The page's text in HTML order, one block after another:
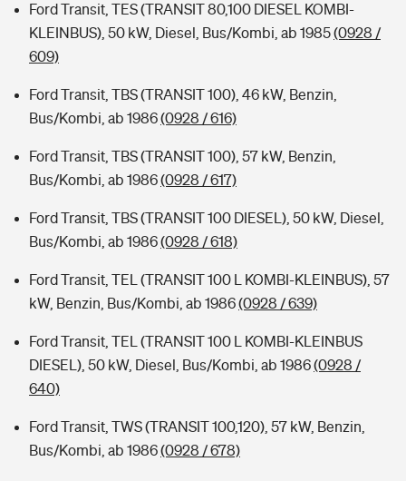
Ford Transit, TES (TRANSIT 80,100 DIESEL KOMBI-
KLEINBUS), 50 kW, Diesel, Bus/Kombi, ab 1985(0928 /
609)
Ford Transit, TBS (TRANSIT 100), 46 kW, Benzin,
Bus/Kombi, ab 1986(0928 / 616)
Ford Transit, TBS (TRANSIT 100), 57 kW, Benzin,
Bus/Kombi, ab 1986(0928 / 617)
Ford Transit, TBS (TRANSIT 100 DIESEL), 50 kW, Diesel,
Bus/Kombi, ab 1986(0928 / 618)
Ford Transit, TEL (TRANSIT 100 L KOMBI-KLEINBUS), 57
kW, Benzin, Bus/Kombi, ab 1986(0928 / 639)
Ford Transit, TEL (TRANSIT 100 L KOMBI-KLEINBUS
DIESEL), 50 kW, Diesel, Bus/Kombi, ab 1986(0928 /
640)
Ford Transit, TWS (TRANSIT 100,120), 57 kW, Benzin,
Bus/Kombi, ab 1986(0928 / 678)